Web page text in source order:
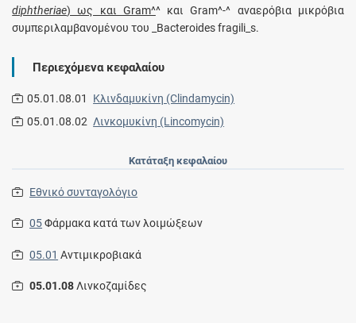
diphtheriae) ως και Gram^^ και Gram^-^ αναερόβια μικρόβια
συμπεριλαμβανομένου του _Bacteroides fragili_s.
Περιεχόμενα κεφαλαίου
05.01.08.01 Κλινδαμυκίνη (Clindamycin)
05.01.08.02 Λινκομυκίνη (Lincomycin)
Κατάταξη κεφαλαίου
Εθνικό συνταγολόγιο
05Φάρμακα κατά των λοιμώξεων
05.01 Αντιμικροβιακά
05.01.08Λινκοζαμίδες